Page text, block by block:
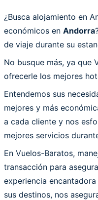
¿Busca alojamiento en
económicos en Andorra
de viaje durante su
No busque más, ya que
ofrecerle los mejores
Entendemos sus
mejores y más
a cada cliente y nos
mejores servicios
En Vuelos-Baratos,
transacción para
experiencia
sus destinos, nos